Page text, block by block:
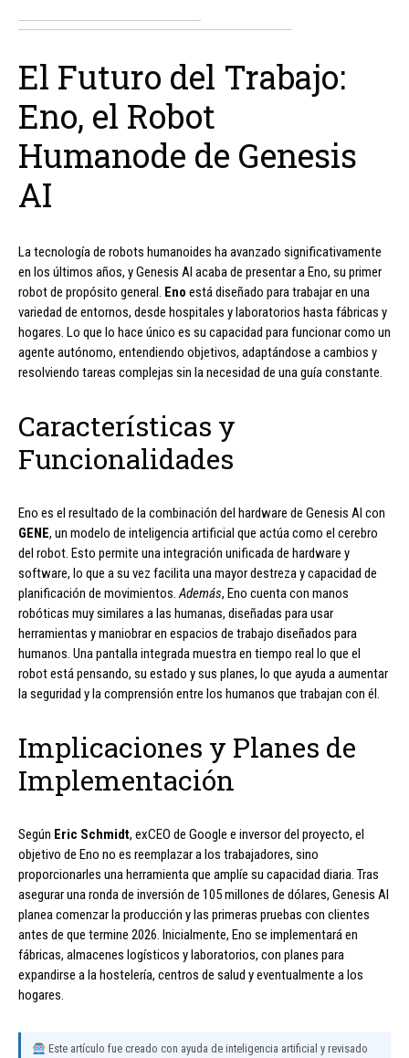
El Futuro del Trabajo:
Eno, el Robot
Humanode de Genesis
AI
La tecnología de robots humanoides ha avanzado significativamente
en los últimos años, y Genesis AI acaba de presentar a Eno, su primer
robot de propósito general. Eno está diseñado para trabajar en una
variedad de entornos, desde hospitales y laboratorios hasta fábricas y
hogares. Lo que lo hace único es su capacidad para funcionar como un
agente autónomo, entendiendo objetivos, adaptándose a cambios y
resolviendo tareas complejas sin la necesidad de una guía constante.
Características y
Funcionalidades
Eno es el resultado de la combinación del hardware de Genesis AI con
GENE, un modelo de inteligencia artificial que actúa como el cerebro
del robot. Esto permite una integración unificada de hardware y
software, lo que a su vez facilita una mayor destreza y capacidad de
planificación de movimientos.Además, Eno cuenta con manos
robóticas muy similares a las humanas, diseñadas para usar
herramientas y maniobrar en espacios de trabajo diseñados para
humanos. Una pantalla integrada muestra en tiempo real lo que el
robot está pensando, su estado y sus planes, lo que ayuda a aumentar
la seguridad y la comprensión entre los humanos que trabajan con él.
Implicaciones y Planes de
Implementación
Según Eric Schmidt, exCEO de Google e inversor del proyecto, el
objetivo de Eno no es reemplazar a los trabajadores, sino
proporcionarles una herramienta que amplíe su capacidad diaria. Tras
asegurar una ronda de inversión de 105 millones de dólares, Genesis AI
planea comenzar la producción y las primeras pruebas con clientes
antes de que termine 2026. Inicialmente, Eno se implementará en
fábricas, almacenes logísticos y laboratorios, con planes para
expandirse a la hostelería, centros de salud y eventualmente a los
hogares.
Este artículo fue creado con ayuda de inteligencia artificial y revisado